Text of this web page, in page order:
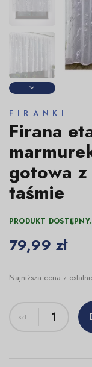
FIRANKI
Firana
gotowa z
taśmie
PRODUKT DOSTĘPNY.
79,99 zł
Najniższa cena z